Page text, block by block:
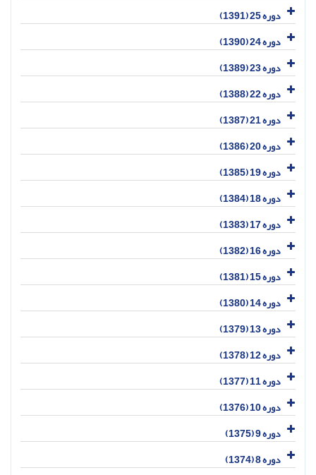
دوره 25 (1391)
دوره 24 (1390)
دوره 23 (1389)
دوره 22 (1388)
دوره 21 (1387)
دوره 20 (1386)
دوره 19 (1385)
دوره 18 (1384)
دوره 17 (1383)
دوره 16 (1382)
دوره 15 (1381)
دوره 14 (1380)
دوره 13 (1379)
دوره 12 (1378)
دوره 11 (1377)
دوره 10 (1376)
دوره 9 (1375)
دوره 8 (1374)